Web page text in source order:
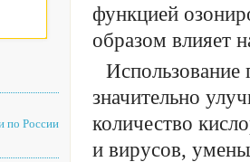
по России
функцией
образом влияет
значительно
количество
и вирусов,